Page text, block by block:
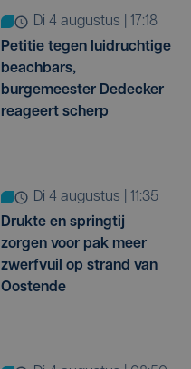
di 4 augustus | 17:18
Petitie tegen luidruchtige
beachbars,
burgemeester Dedecker
reageert scherp
di 4 augustus | 11:35
Drukte en springtij
zorgen voor pak meer
zwerfvuil op strand van
Oostende